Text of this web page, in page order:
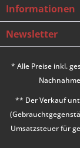
Informationen
Newsletter
* Alle Preise inkl.
** Der Verkauf
Umsatzsteuer für